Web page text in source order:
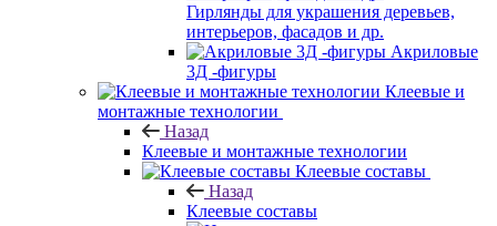
Гирлянды для украшения деревьев,
интерьеров, фасадов и др.
Акриловые
3Д -фигуры
Клеевые и
монтажные технологии
Назад
Клеевые и монтажные технологии
Клеевые составы
Назад
Клеевые составы